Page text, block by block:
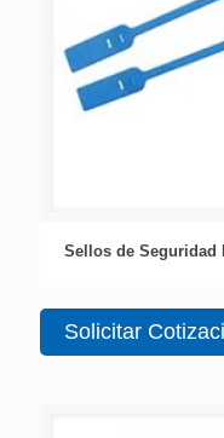
Sellos de Seguridad
Solicitar